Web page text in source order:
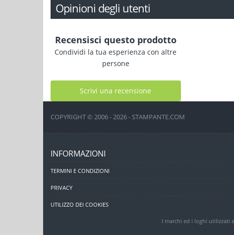
Opinioni degli utenti
Recensisci questo prodotto
Condividi la tua esperienza con altre
persone
Scrivi una recensione
COPYRIGHT © 2006 - 2026 - STAMPANTE.COM
INFORMAZIONI
TERMINI E CONDIZIONI
PRIVACY
UTILIZZO DEI COOKIES
I marchi ed i loghi utilizzati